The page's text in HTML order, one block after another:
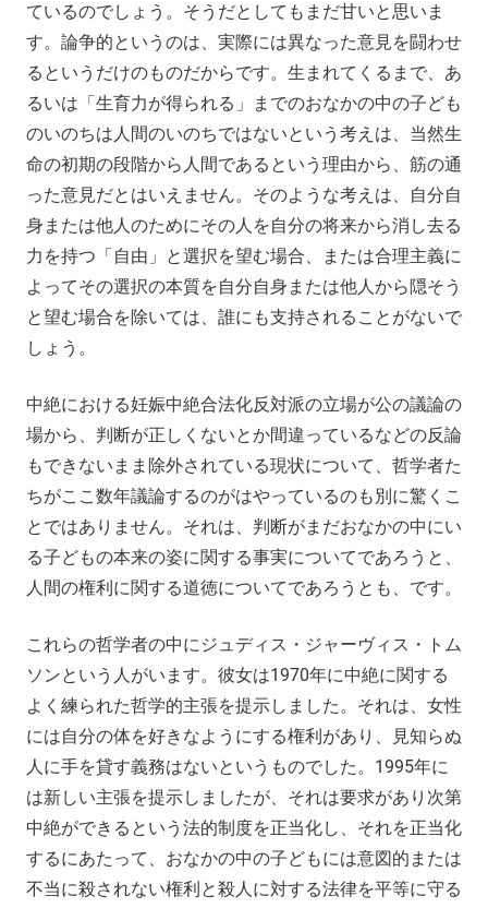
ているのでしょう。そうだとしてもまだ甘いと思いま
す。論争的というのは、実際には異なった意見を闘わせ
るというだけのものだからです。生まれてくるまで、あ
るいは「生育力が得られる」までのおなかの中の子ども
のいのちは人間のいのちではないという考えは、当然生
命の初期の段階から人間であるという理由から、筋の通
った意見だとはいえません。そのような考えは、自分自
身または他人のためにその人を自分の将来から消し去る
力を持つ「自由」と選択を望む場合、または合理主義に
よってその選択の本質を自分自身または他人から隠そう
と望む場合を除いては、誰にも支持されることがないで
しょう。
中絶における妊娠中絶合法化反対派の立場が公の議論の
場から、判断が正しくないとか間違っているなどの反論
もできないまま除外されている現状について、哲学者た
ちがここ数年議論するのがはやっているのも別に驚くこ
とではありません。それは、判断がまだおなかの中にい
る子どもの本来の姿に関する事実についてであろうと、
人間の権利に関する道徳についてであろうとも、です。
これらの哲学者の中にジュディス・ジャーヴィス・トム
ソンという人がいます。彼女は1970年に中絶に関する
よく練られた哲学的主張を提示しました。それは、女性
には自分の体を好きなようにする権利があり、見知らぬ
人に手を貸す義務はないというものでした。1995年に
は新しい主張を提示しましたが、それは要求があり次第
中絶ができるという法的制度を正当化し、それを正当化
するにあたって、おなかの中の子どもには意図的または
不当に殺されない権利と殺人に対する法律を平等に守る